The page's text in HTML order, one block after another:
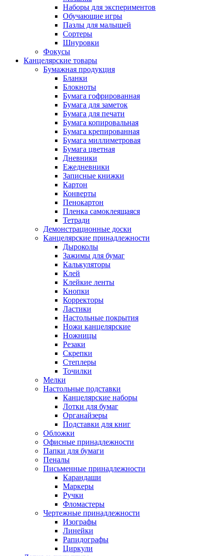
Наборы для экспериментов
Обучающие игры
Пазлы для малышей
Сортеры
Шнуровки
Фокусы
Канцелярские товары
Бумажная продукция
Бланки
Блокноты
Бумага гофрированная
Бумага для заметок
Бумага для печати
Бумага копировальная
Бумага крепированная
Бумага миллиметровая
Бумага цветная
Дневники
Ежедневники
Записные книжки
Картон
Конверты
Пенокартон
Пленка самоклеящаяся
Тетради
Демонстрационные доски
Канцелярские принадлежности
Дыроколы
Зажимы для бумаг
Калькуляторы
Клей
Клейкие ленты
Кнопки
Корректоры
Ластики
Настольные покрытия
Ножи канцелярские
Ножницы
Резаки
Скрепки
Степлеры
Точилки
Мелки
Настольные подставки
Канцелярские наборы
Лотки для бумаг
Органайзеры
Подставки для книг
Обложки
Офисные принадлежности
Папки для бумаги
Пеналы
Письменные принадлежности
Карандаши
Маркеры
Ручки
Фломастеры
Чертежные принадлежности
Изографы
Линейки
Рапидографы
Циркули